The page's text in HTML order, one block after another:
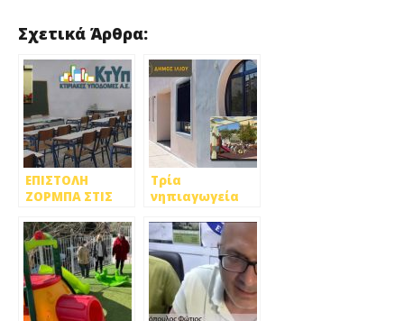
Σχετικά Άρθρα:
ΕΠΙΣΤΟΛΗ
ΖΟΡΜΠΑ ΣΤΙΣ
ΕΛΛΙΠΗ
ΠΥΡΑΣΦΑΛΕΙΑ
ΣΤΑ ΣΧΟΛΕΙΑ
ΤΗΣ
ΠΕΤΡΟΥΠΟΛΗΣ
Τρία
νηπιαγωγεία
στο Δήμο Ιλίου